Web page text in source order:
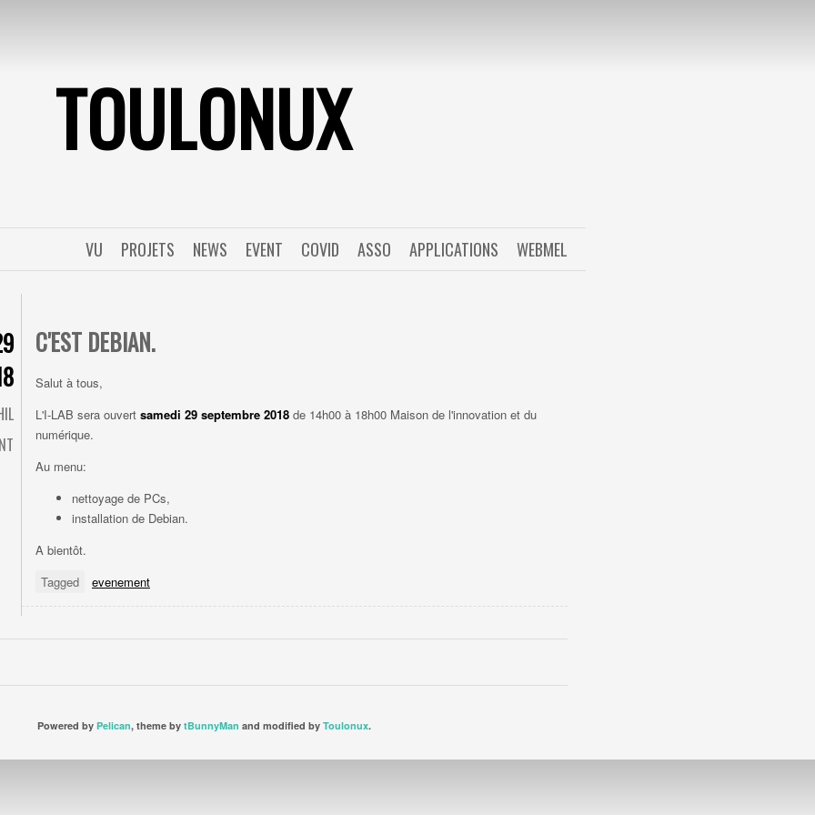
TOULONUX
WEBMEL
APPLICATIONS
ASSO
COVID
EVENT
NEWS
PROJETS
VU
C'EST DEBIAN.
Salut à tous,
L'I-LAB sera ouvert samedi 29 septembre 2018 de 14h00 à 18h00 Maison de l'innovation et du
numérique.
Au menu:
nettoyage de PCs,
installation de Debian.
A bientôt.
Tagged
evenement
Powered by Pelican, theme by tBunnyMan and modified by Toulonux.